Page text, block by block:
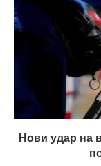
Нови удар на